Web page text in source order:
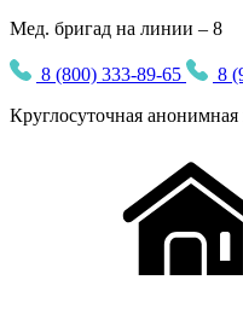
Мед. бригад на линии – 8
8 (800) 333-89-65
8
Круглосуточная анонимная